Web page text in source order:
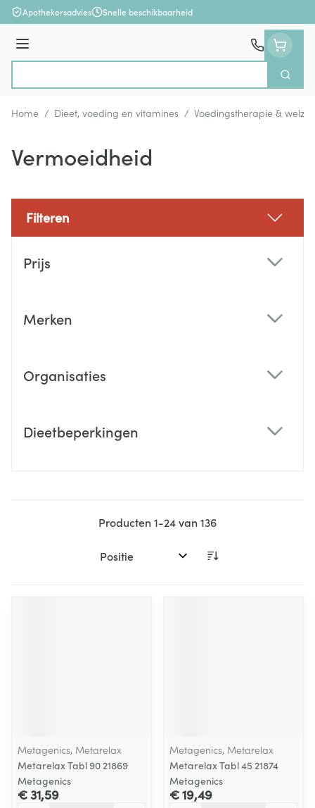
Ga naar de inhoud
Apothekersadvies Snelle beschikbaarheid
Menu
Zoek
Home / Dieet, voeding en vitamines / Voedingstherapie & welzijn
Vermoeidheid
Filteren
Prijs
Merken
Organisaties
Dieetbeperkingen
Producten1-24van136
Sorteer op:
Metagenics, Metarelax
Metarelax Tabl 90 21869
Metagenics
€ 31,59
Metagenics, Metarelax
Metarelax Tabl 45 21874
Metagenics
€ 19,49